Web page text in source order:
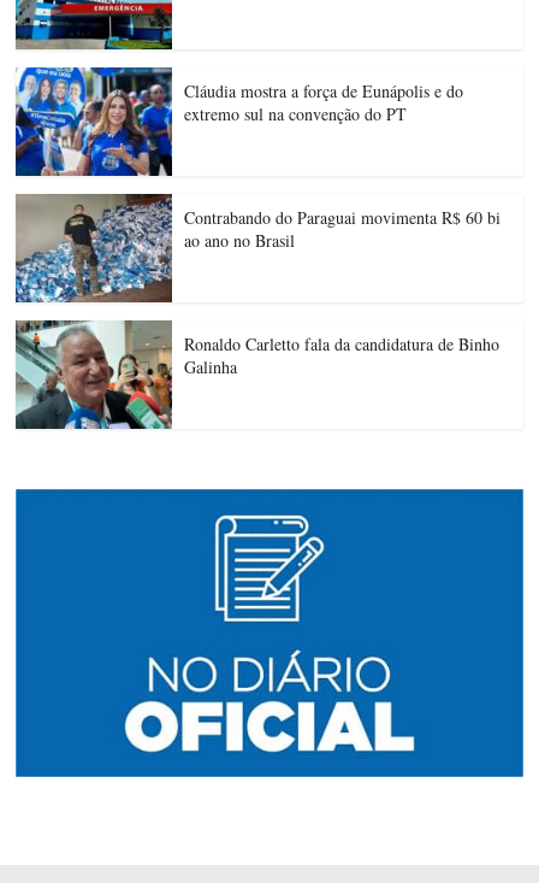
Cláudia mostra a força de Eunápolis e do
extremo sul na convenção do PT
Contrabando do Paraguai movimenta R$ 60 bi
ao ano no Brasil
Ronaldo Carletto fala da candidatura de Binho
Galinha